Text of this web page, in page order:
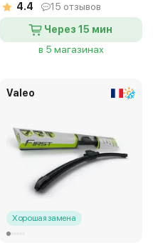
4.4
15 отзывов
Через 15 мин
в 5 магазинах
Valeo
Хорошая замена